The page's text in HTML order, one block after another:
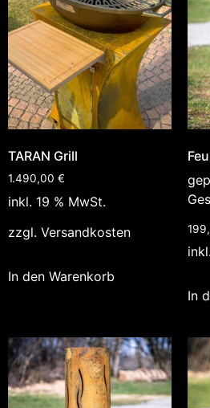
TARAN Grill
1.490,00 €
inkl. 19 % MwSt.
zzgl. Versandkosten
In den Warenkorb
In